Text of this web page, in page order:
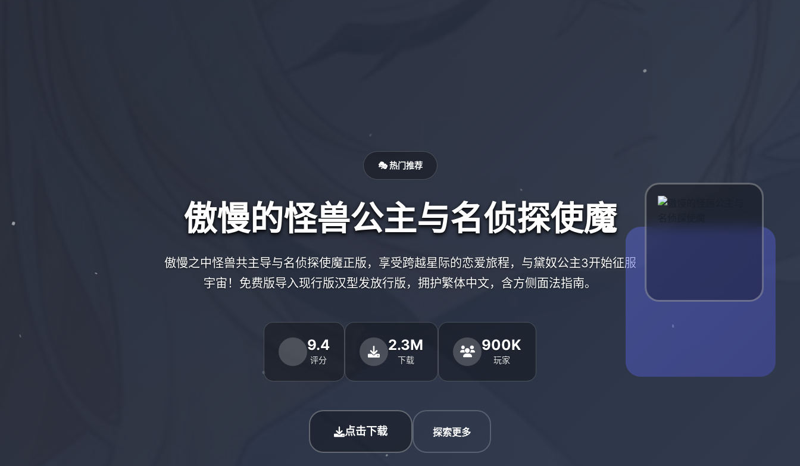
🎭 热门推荐
傲慢的怪兽公主与名侦探使魔
傲慢之中怪兽共主导与名侦探使魔正版，享受跨越星际的恋爱旅程，与黛奴公主3开始征服
宇宙！免费版导入现行版汉型发放行版，拥护繁体中文，含方侧面法指南。
9.4
评分
2.3M
下载
900K
玩家
点击下载 探索更多